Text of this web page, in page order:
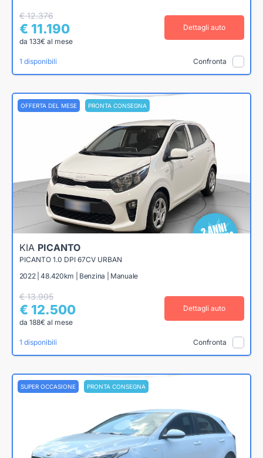
€ 12.376
€ 11.190
da 133€ al mese
Dettagli auto
1 disponibili Confronta
OFFERTA DEL MESE PRONTA CONSEGNA
KIA PICANTO
PICANTO 1.0 DPI 67CV URBAN
2022 | 48.420km | Benzina | Manuale
€ 13.905
€ 12.500
da 188€ al mese
Dettagli auto
1 disponibili Confronta
SUPER OCCASIONE PRONTA CONSEGNA